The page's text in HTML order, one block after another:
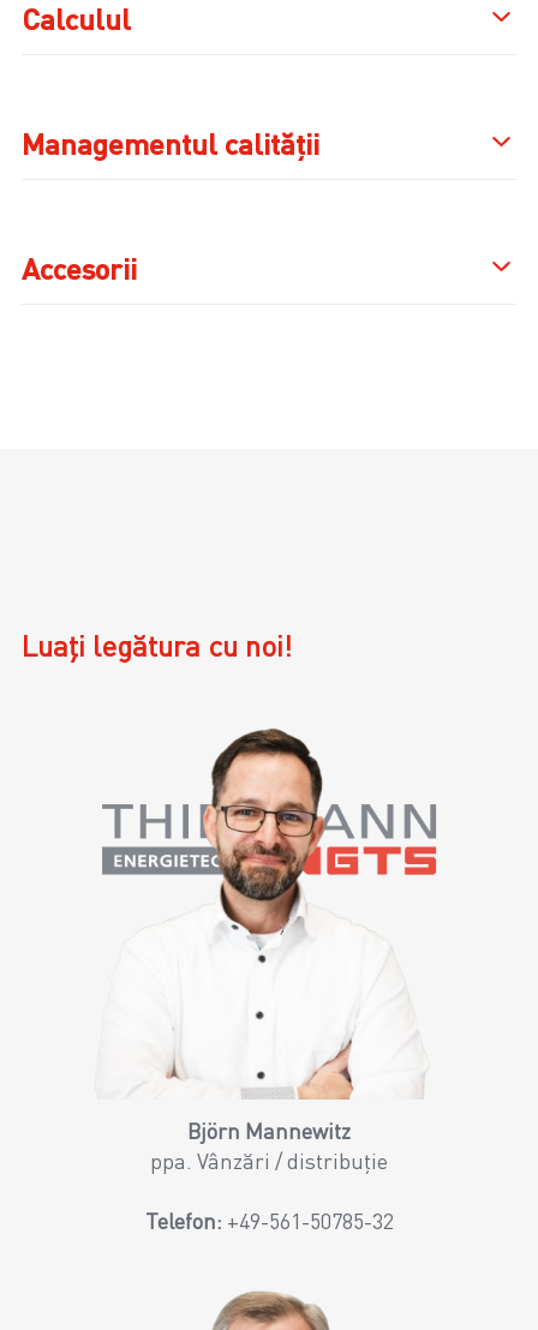
Calculul
Managementul calității
Accesorii
Luați legătura cu noi!
Björn Mannewitz
ppa. Vânzări / distribuție
Telefon: +49-561-50785-32